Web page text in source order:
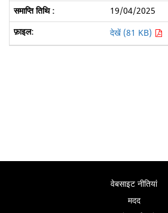
19/04/2025
देखें (81 KB)
वेबसाइट नीतियां
मदद